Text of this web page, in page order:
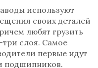
используют
своих деталей
любят грузить
три слоя. Самое
первые идут
подшипников.